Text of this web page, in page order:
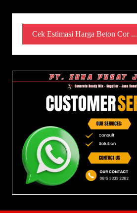
Cek Estimasi Harga Beton Cor ...